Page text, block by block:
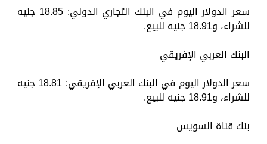
سعر الدولار اليوم في البنك التجاري الدولي: 18.85 جنيه
للشراء، و18.91 جنيه للبيع.
البنك العربي الإفريقي
سعر الدولار اليوم في البنك العربي الإفريقي: 18.81 جنيه
للشراء، و18.91 جنيه للبيع.
بنك قناة السويس